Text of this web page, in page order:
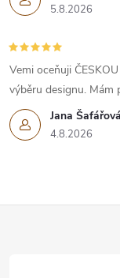
5.8.2026
Jana Šafářová
4.8.2026
Vemi oceňuji
výběru designu. Mám